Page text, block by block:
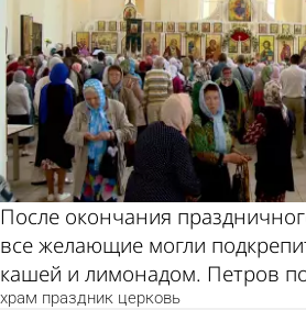
После окончания
все желающие могли
кашей и лимонадом. Петров
храм праздник церковь